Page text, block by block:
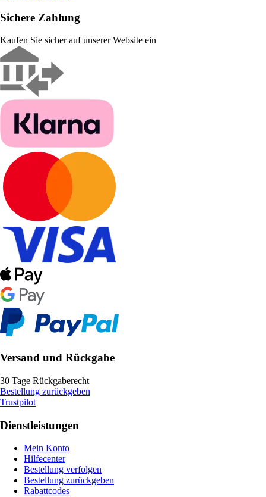
Sichere Zahlung
Kaufen Sie sicher auf unserer Website ein
Versand und Rückgabe
30 Tage Rückgaberecht
Bestellung zurückgeben
Trustpilot
Dienstleistungen
Mein Konto
Hilfecenter
Bestellung verfolgen
Bestellung zurückgeben
Rabattcodes